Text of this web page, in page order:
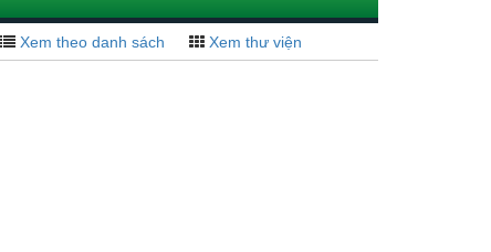
Xem theo danh sách Xem thư viện